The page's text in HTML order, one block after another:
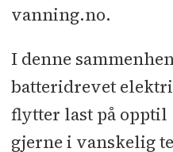
vanning.no.
I denne
batteridrevet
flytter last på opptil
gjerne i vanskelig